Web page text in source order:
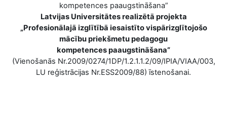
kompetences paaugstināšana”
Latvijas Universitātes realizētā projekta
„Profesionālajā izglītībā iesaistīto vispārizglītojošo
mācību priekšmetu pedagogu
kompetences paaugstināšana”
(Vienošanās Nr.2009/0274/1DP/1.2.1.1.2/09/IPIA/VIAA/003,
LU reģistrācijas Nr.ESS2009/88) īstenošanai.